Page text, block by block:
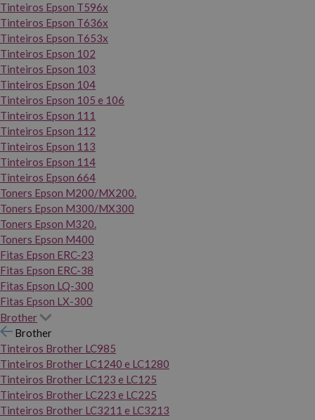
Tinteiros Epson T596x
Tinteiros Epson T636x
Tinteiros Epson T653x
Tinteiros Epson 102
Tinteiros Epson 103
Tinteiros Epson 104
Tinteiros Epson 105 e 106
Tinteiros Epson 111
Tinteiros Epson 112
Tinteiros Epson 113
Tinteiros Epson 114
Tinteiros Epson 664
Toners Epson M200/MX200.
Toners Epson M300/MX300
Toners Epson M320.
Toners Epson M400
Fitas Epson ERC-23
Fitas Epson ERC-38
Fitas Epson LQ-300
Fitas Epson LX-300
Brother
Brother
Tinteiros Brother LC985
Tinteiros Brother LC1240 e LC1280
Tinteiros Brother LC123 e LC125
Tinteiros Brother LC223 e LC225
Tinteiros Brother LC3211 e LC3213